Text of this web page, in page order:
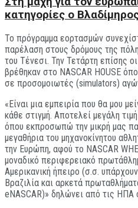
κατηγορίες ο
Το πρόγραμμα εορτασμών
παρέλαση στους δρόμους της
του Τένεσι. Την Τετάρτη επίσης
βρέθηκαν στο NASCAR HOUSE
σε προσομοιωτές (simulators)
«Είναι μια εμπειρία που θα μου
κάθε στιγμή. Αποτελεί μεγάλη
όπου εκπροσωπώ την μικρή μας
μεγαθήρια του μηχανοκίνητου
την Ευρώπη, αφού το NASCAR
μοναδικό περιφερειακό
Αμερικανική ήπειρο (σ.σ.
Βραζιλία και αρκετά
eNASCAR)» δηλώνει από τις ΗΠΑ